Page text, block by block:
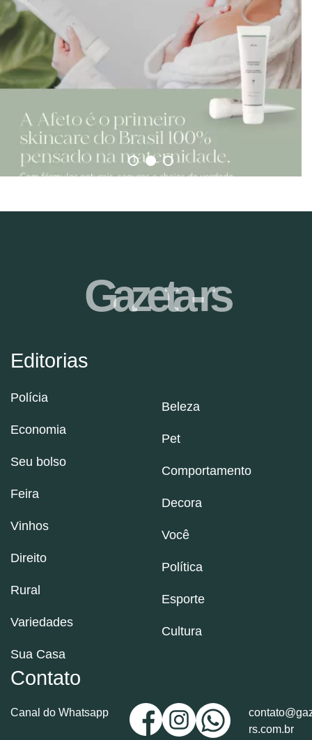
Editorias
Polícia
Economia
Seu bolso
Feira
Vinhos
Direito
Rural
Variedades
Sua Casa
Beleza
Pet
Comportamento
Decora
Você
Política
Esporte
Cultura
Contato
Canal do Whatsapp
rs.com.br
Gazeta-rs